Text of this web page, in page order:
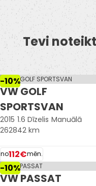
Tevi
-10%
VW GOLF
SPORTSVAN
2015 1.6 Dīzelis Manuālā
262842 km
no112€mēn.
-10%
VW PASSAT